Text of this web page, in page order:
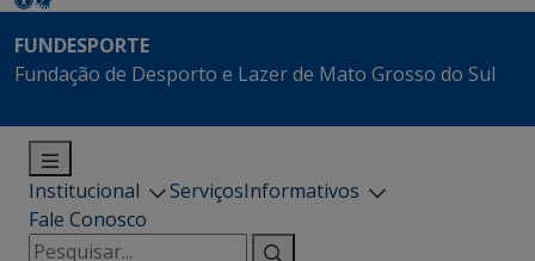
FUNDESPORTE
Fundação de Desporto e Lazer de Mato Grosso do Sul
Institucional ServiçosInformativos
Fale Conosco
Pesquisar